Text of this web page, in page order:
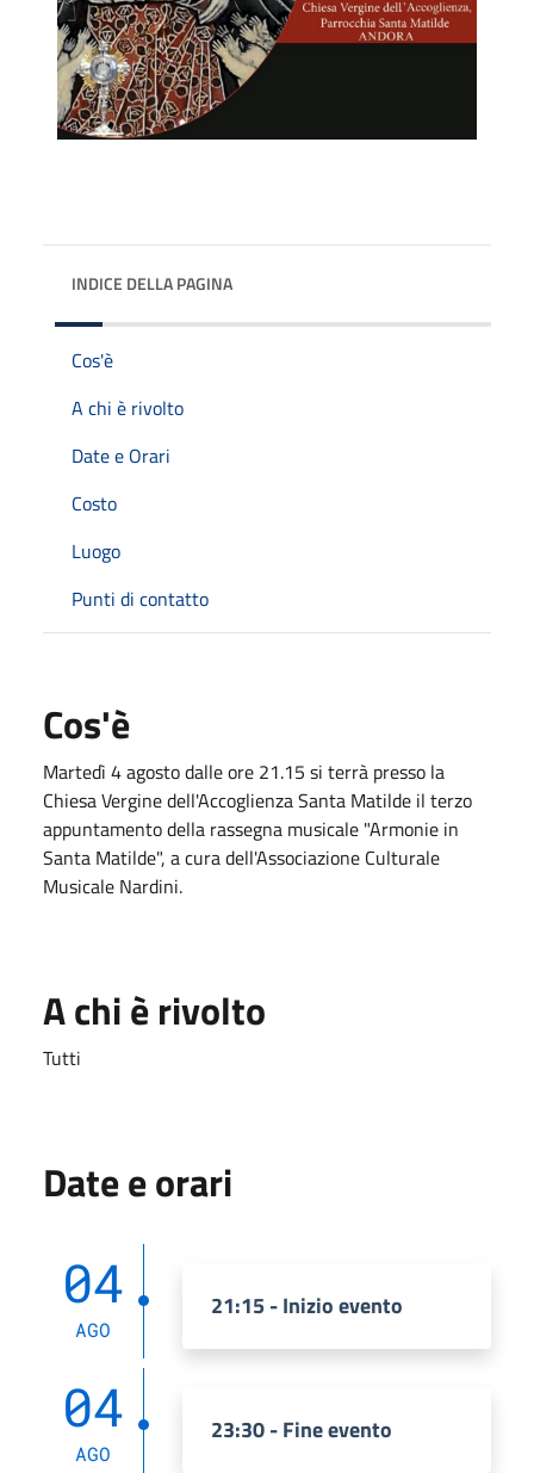
INDICE DELLA PAGINA
Cos'è
A chi è rivolto
Date e Orari
Costo
Luogo
Punti di contatto
Cos'è
Martedì 4 agosto dalle ore 21.15 si terrà presso la
Chiesa Vergine dell'Accoglienza Santa Matilde il terzo
appuntamento della rassegna musicale "Armonie in
Santa Matilde", a cura dell'Associazione Culturale
Musicale Nardini.
A chi è rivolto
Tutti
Date e orari
04
AGO
21:15 - Inizio evento
04
AGO
23:30 - Fine evento